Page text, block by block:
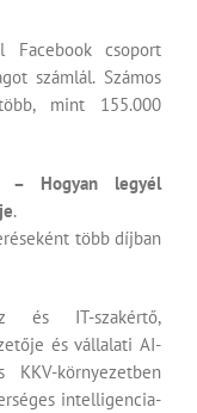
Facebook csoport
számlál. Számos
mint 155.000
– Hogyan legyél
.
több díjban
és IT-szakértő,
és vállalati AI-
környezetben
intelligencia-